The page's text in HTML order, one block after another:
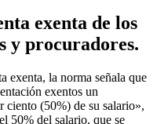
exenta de los
y procuradores.
exenta, la norma señala que
exentos un
ciento (50%) de su salario»,
50% del salario, que se